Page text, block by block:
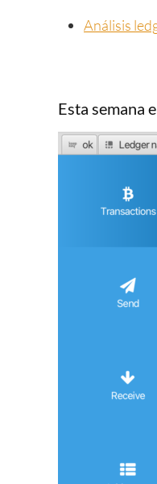
Análisis
Esta semana